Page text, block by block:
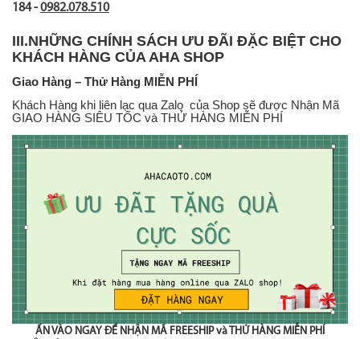
184-0982.078.510
III.NHỮNG CHÍNH SÁCH ƯU ĐÃI ĐẶC BIỆT CHO
KHÁCH HÀNG CỦA AHA SHOP
Giao Hàng – Thử Hàng MIỄN PHÍ
Khách Hàng khi liên lạc qua Zalo của Shop sẽ được Nhận Mã
GIAO HÀNG SIÊU TỐC và THỬ HÀNG MIỄN PHÍ
ẤN VÀO NGAY ĐỂ NHẬN MÃ FREESHIP và THỬ HÀNG MIỄN PHÍ